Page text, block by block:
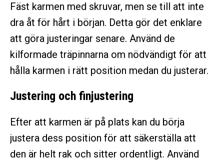
Fäst karmen med skruvar, men se till att inte
dra åt för hårt i början. Detta gör det enklare
att göra justeringar senare. Använd de
kilformade träpinnarna om nödvändigt för att
hålla karmen i rätt position medan du justerar.
Justering och finjustering
Efter att karmen är på plats kan du börja
justera dess position för att säkerställa att
den är helt rak och sitter ordentligt. Använd